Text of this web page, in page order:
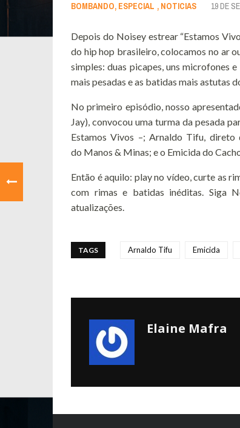
BOMBANDO, ESPECIAL , NOTICIAS 19 DE
Depois do Noisey estrear “Estamos
do hip hop brasileiro, colocamos no ar
simples: duas picapes, uns microfones
mais pesadas e as batidas mais astutas
No primeiro episódio, nosso
Jay), convocou uma turma da pesada
Estamos Vivos –; Arnaldo Tifu,
do Manos & Minas; e o Emicida do
Então é aquilo: play no vídeo, curte as
com rimas e batidas inéditas. Siga
atualizações.
TAGS Arnaldo Tifu Emicida
Elaine Mafra